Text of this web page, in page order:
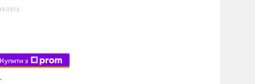
0916
Купити з